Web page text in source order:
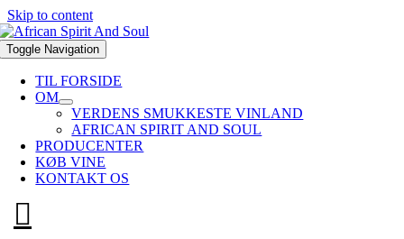
Skip to content
Toggle Navigation
TIL FORSIDE
OM
VERDENS SMUKKESTE VINLAND
AFRICAN SPIRIT AND SOUL
PRODUCENTER
KØB VINE
KONTAKT OS